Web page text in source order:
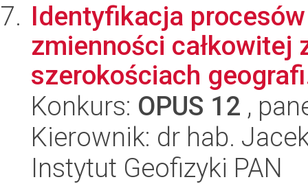
Identyfikacja
zmienności całkowitej
szerokościach
Konkurs: OPUS 12 ,
Kierownik: dr hab.
Instytut Geofizyki PAN